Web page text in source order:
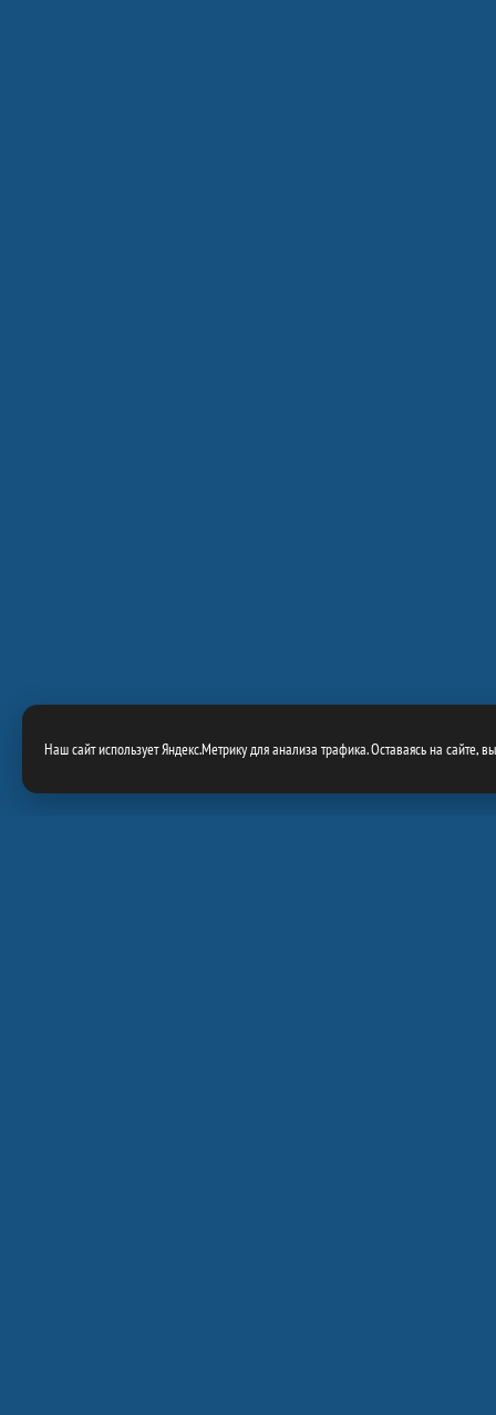
Наш сайт использует Яндекс.Метрику для анализа трафика. Оставаясь на сайте,